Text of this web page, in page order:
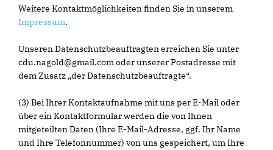
Weitere Kontaktmöglichkeiten finden Sie in unserem
Impressum.
Unseren Datenschutzbeauftragten erreichen Sie unter
cdu.nagold@gmail.com oder unserer Postadresse mit
dem Zusatz „der Datenschutzbeauftragte“.
(3) Bei Ihrer Kontaktaufnahme mit uns per E-Mail oder
über ein Kontaktformular werden die von Ihnen
mitgeteilten Daten (Ihre E-Mail-Adresse, ggf. Ihr Name
und Ihre Telefonnummer) von uns gespeichert, um Ihre